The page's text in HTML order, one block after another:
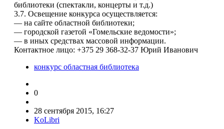
библиотеки (спектакли, концерты и т.д.)
3.7. Освещение конкурса осуществляется:
— на сайте областной библиотеки;
— городской газетой «Гомельские ведомости»;
— в иных средствах массовой информации.
Контактное лицо: +375 29 368-32-37 Юрий Иванович
конкурс областная библиотека
0
28 сентября 2015, 16:27
KoLibri